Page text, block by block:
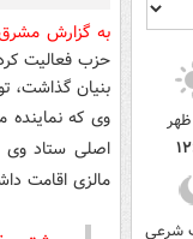
شرعی
به گزارش
بنیان گذاشت،
مالزی اقامت داشت و سال